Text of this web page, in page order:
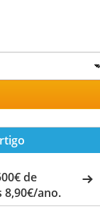
de
8,90€/ano.